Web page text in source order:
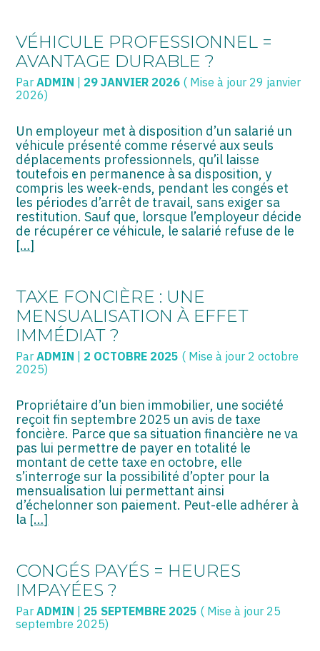
VÉHICULE PROFESSIONNEL =
AVANTAGE DURABLE ?
ParADMIN 29 JANVIER 2026 ( Mise à jour 29 janvier
2026)
Un employeur met à disposition d’un salarié un
véhicule présenté comme réservé aux seuls
déplacements professionnels, qu’il laisse
toutefois en permanence à sa disposition, y
compris les week-ends, pendant les congés et
les périodes d’arrêt de travail, sans exiger sa
restitution. Sauf que, lorsque l’employeur décide
de récupérer ce véhicule, le salarié refuse de le
[…]
TAXE FONCIÈRE : UNE
MENSUALISATION À EFFET
IMMÉDIAT ?
ParADMIN 2 OCTOBRE 2025 ( Mise à jour 2 octobre
2025)
Propriétaire d’un bien immobilier, une société
reçoit fin septembre 2025 un avis de taxe
foncière. Parce que sa situation financière ne va
pas lui permettre de payer en totalité le
montant de cette taxe en octobre, elle
s’interroge sur la possibilité d’opter pour la
mensualisation lui permettant ainsi
d’échelonner son paiement. Peut-elle adhérer à
la […]
CONGÉS PAYÉS = HEURES
IMPAYÉES ?
ParADMIN 25 SEPTEMBRE 2025 ( Mise à jour 25
septembre 2025)